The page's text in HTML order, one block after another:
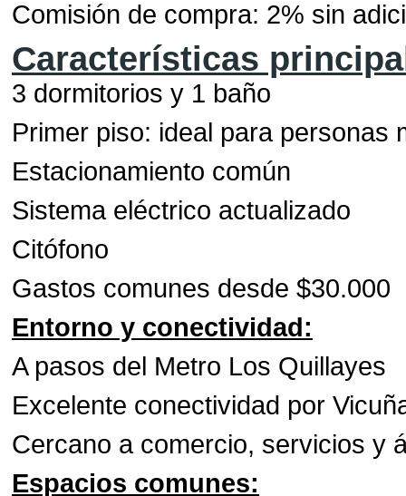
Comisión de compra: 2% sin
Características
3 dormitorios y 1 baño
Primer piso: ideal para personas
Estacionamiento común
Sistema eléctrico actualizado
Citófono
Gastos comunes desde $30.000
Entorno y conectividad:
A pasos del Metro Los Quillayes
Excelente conectividad por
Cercano a comercio, servicios y
Espacios comunes: